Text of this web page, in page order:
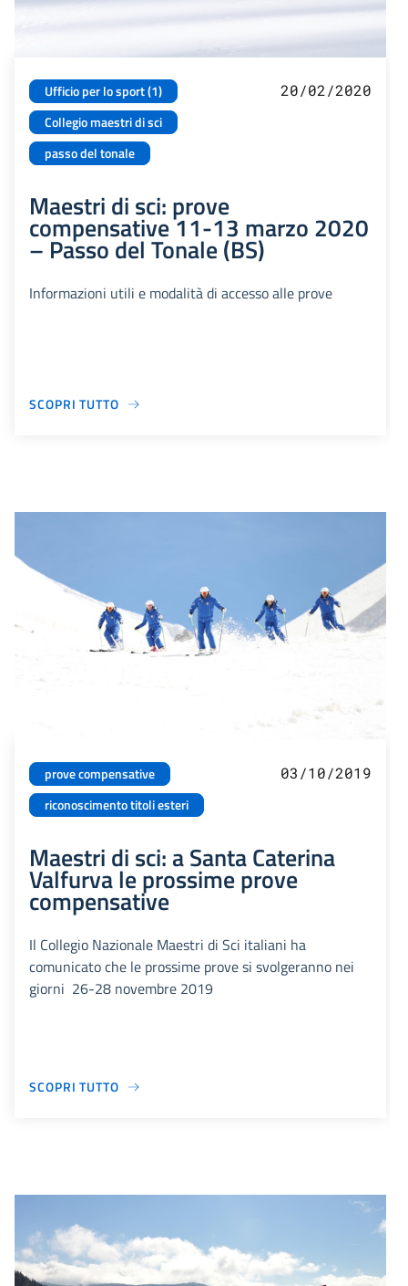
Ufficio per lo sport (1)
Collegio maestri di sci
passo del tonale
20/02/2020
Maestri di sci: prove
compensative 11-13 marzo 2020
– Passo del Tonale (BS)
Informazioni utili e modalità di accesso alle prove
SCOPRI TUTTO
prove compensative
riconoscimento titoli esteri
03/10/2019
Maestri di sci: a Santa Caterina
Valfurva le prossime prove
compensative
Il Collegio Nazionale Maestri di Sci italiani ha
comunicato che le prossime prove si svolgeranno nei
giorni 26-28 novembre 2019
SCOPRI TUTTO